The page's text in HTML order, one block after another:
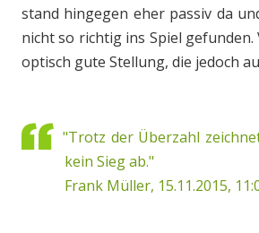
stand hingegen eher passiv da
nicht so richtig ins Spiel
optisch gute Stellung, die jedoch
"Trotz der Überzahl
kein Sieg ab."
Frank Müller, 15.11.2015,